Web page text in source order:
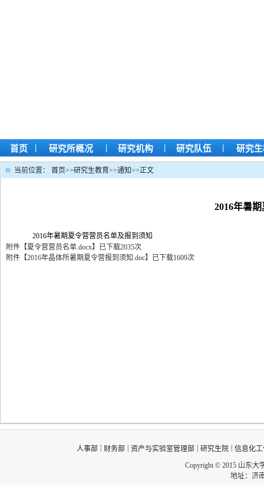
首页 | 研究所概况 | 研究机构 | 研究队伍 | 研究
当前位置： 首页>>研究生教育>>通知>>正文
2016年暑
2016年暑期夏令营营员名单及报到须知
附件【夏令营营员名单.docx】 已下载2035次
附件【2016年晶体所暑期夏令营报到须知.doc】 已下载1609次
人事部 财务部 资产与实验室管理部 研究生院
信息化
Copyright © 2015 山东大
地址：济